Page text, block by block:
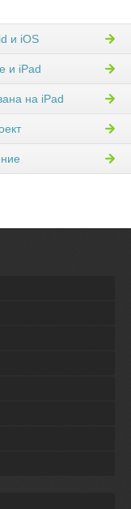
и iOS
и iPad
на iPad